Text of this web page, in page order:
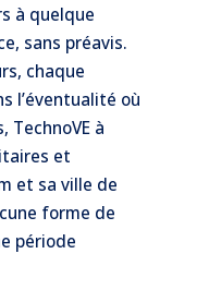
à quelque
sans préavis.
chaque
l’éventualité où
TechnoVE à
et
et sa ville de
forme de
période